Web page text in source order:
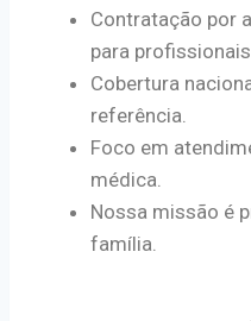
Contratação por
para
Cobertura
referência.
Foco em
médica.
Nossa missão é
família.